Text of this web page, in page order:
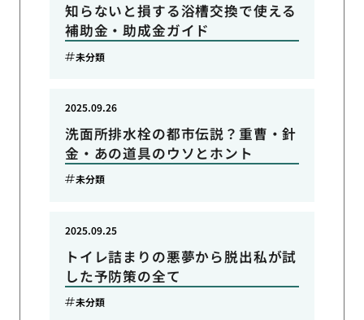
知らないと損する浴槽交換で使える
補助金・助成金ガイド
未分類
洗面所排水栓の都市伝説？重曹・針
金・あの道具のウソとホント
2025.09.26
未分類
トイレ詰まりの悪夢から脱出私が試
した予防策の全て
2025.09.25
未分類